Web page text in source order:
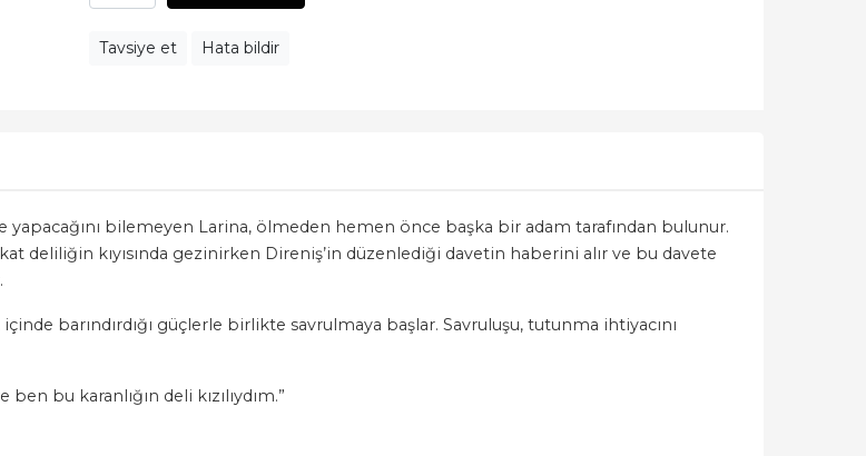
Tavsiye et Hata bildir
bilemeyen Larina, ölmeden hemen önce başka bir adam tarafından bulunur.
deliliğin kıyısında gezinirken Direniş’in düzenlediği davetin haberini alır ve bu davete
barındırdığı güçlerle birlikte savrulmaya başlar. Savruluşu, tutunma ihtiyacını
bu karanlığın deli kızılıydım.”